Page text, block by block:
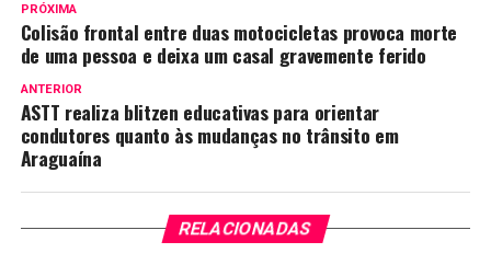
PRÓXIMA
Colisão frontal entre duas motocicletas provoca morte
de uma pessoa e deixa um casal gravemente ferido
ANTERIOR
ASTT realiza blitzen educativas para orientar
condutores quanto às mudanças no trânsito em
Araguaína
RELACIONADAS